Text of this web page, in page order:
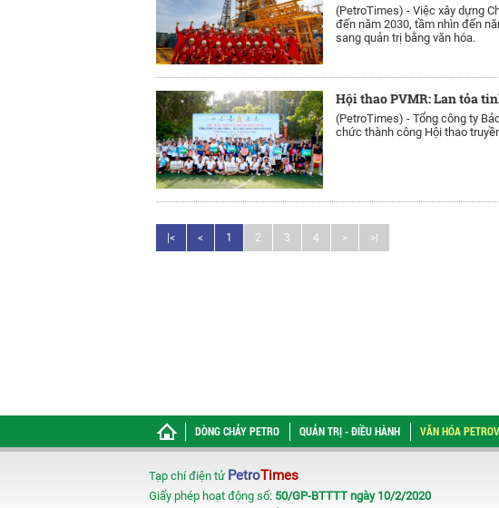
(PetroTimes) - Việc xây dựng
đến năm 2030, tầm nhìn đến
sang quản trị bằng văn hóa.
Hội thao PVMR: Lan tỏa
(PetroTimes) - Tổng công ty
chức thành công Hội thao
|< < 1 2 3 4 > >|
DÒNG CHẢY PETRO QUẢN TRỊ - ĐIỀU HÀNH VĂN HÓA
Tạp chí điện tử PetroTimes
Giấy phép hoạt động số: 50/GP-BTTTT ngày 10/2/2020